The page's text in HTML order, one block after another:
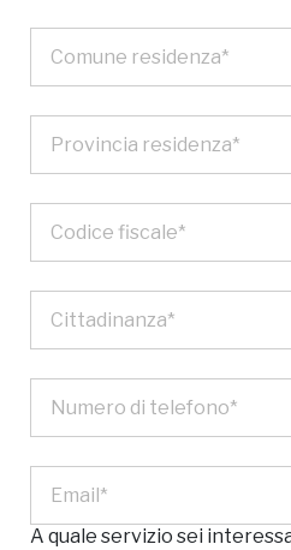
A quale servizio sei